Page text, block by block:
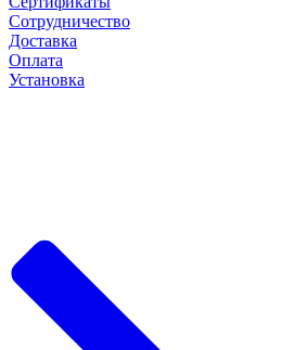
Сотрудничество
Доставка
Оплата
Установка